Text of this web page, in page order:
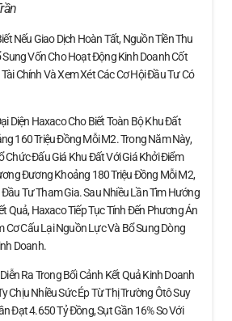
Nếu Giao Dịch Hoàn Tất, Nguồn Tiền Thu
Sung Vốn Cho Hoạt Động Kinh Doanh Cốt
Chính Và Xem Xét Các Cơ Hội Đầu Tư Có
Diện Haxaco Cho Biết Toàn Bộ Khu Đất
160 Triệu Đồng Mỗi M2. Trong Năm Này,
Chức Đấu Giá Khu Đất Với Giá Khởi Điểm
Đương Khoảng 180 Triệu Đồng Mỗi M2,
Tư Tham Gia. Sau Nhiều Lần Tìm Hướng
Quả, Haxaco Tiếp Tục Tính Đến Phương Án
Cấu Lại Nguồn Lực Và Bổ Sung Dòng
Doanh.
Ra Trong Bối Cảnh Kết Quả Kinh Doanh
Chịu Nhiều Sức Ép Từ Thị Trường Ôtô Suy
Đạt 4.650 Tỷ Đồng, Sụt Gần 16% So Với